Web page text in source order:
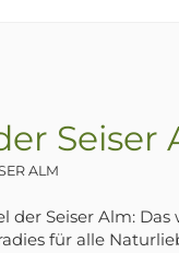
für die
Natur